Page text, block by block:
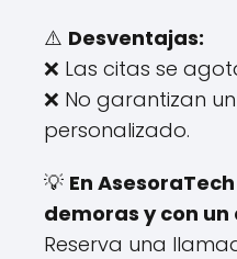
⚠️ Desventajas:
❌ Las citas se
❌ No garantizan
personalizado.
💡 En
demoras y con
Reserva una